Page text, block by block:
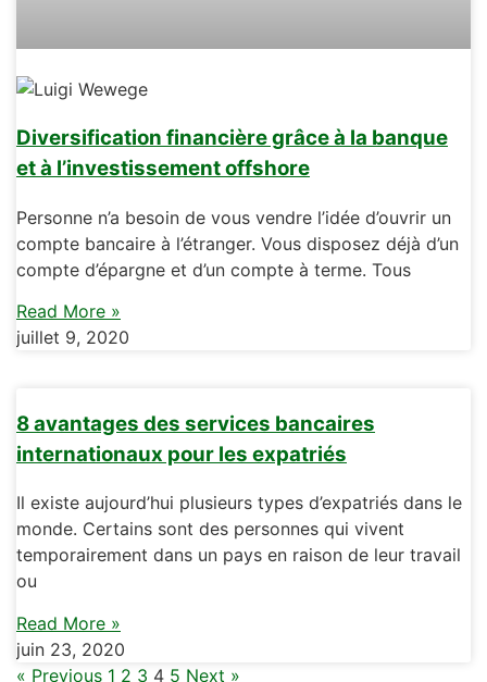
Diversification financière grâce à la banque
et à l’investissement offshore
Personne n’a besoin de vous vendre l’idée d’ouvrir un
compte bancaire à l’étranger. Vous disposez déjà d’un
compte d’épargne et d’un compte à terme. Tous
Read More »
juillet 9, 2020
8 avantages des services bancaires
internationaux pour les expatriés
Il existe aujourd’hui plusieurs types d’expatriés dans le
monde. Certains sont des personnes qui vivent
temporairement dans un pays en raison de leur travail
ou
Read More »
juin 23, 2020
« Previous 1 2 3 4 5 Next »